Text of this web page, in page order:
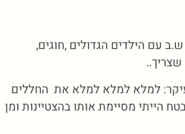
עם הילדים הגדולים ,חוגים,
למלא למלא למלא את החללים
הייתי מסיימת אותו בהצטיינות ומן